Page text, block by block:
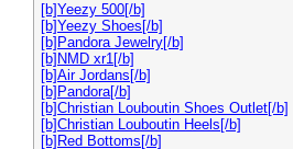
[b]Yeezy 500[/b]
[b]Yeezy Shoes[/b]
[b]Pandora Jewelry[/b]
[b]NMD xr1[/b]
[b]Air Jordans[/b]
[b]Pandora[/b]
[b]Christian Louboutin Shoes Outlet[/b]
[b]Christian Louboutin Heels[/b]
[b]Red Bottoms[/b]